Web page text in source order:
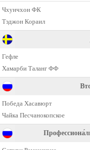
Чхунчхон ФК
Тэджон Кораил
Гефле
Хамарби Таланг ФФ
Победа Хасавюрт
Чайка Песчанокопское